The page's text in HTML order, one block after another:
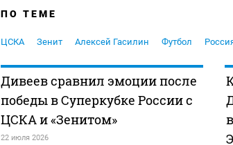
ПО ТЕМЕ
ЦСКА Зенит Алексей Гасилин Футбол
Дивеев сравнил эмоции после
победы в Суперкубке России с
ЦСКА и «Зенитом»
22 июля 2026